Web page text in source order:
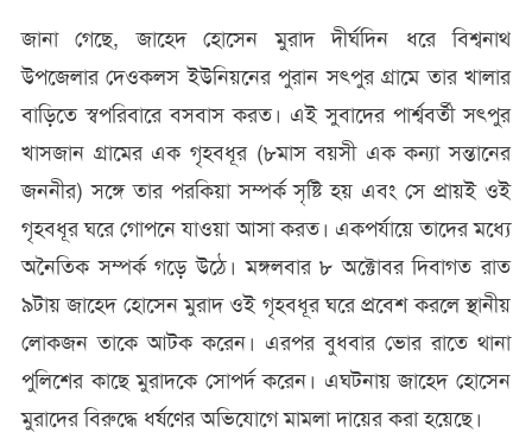
জানা গেছে, জাহেদ হোসেন মুরাদ দীর্ঘদিন ধরে বিশ্বনাথ
উপজেলার দেওকলস ইউনিয়নের পুরান সৎপুর গ্রামে তার খালার
বাড়িতে স্বপরিবারে বসবাস করত। এই সুবাদের পার্শ্ববর্তী সৎপুর
খাসজান গ্রামের এক গৃহবধূর (৮মাস বয়সী এক কন্যা সন্তানের
জননীর) সঙ্গে তার পরকিয়া সম্পর্ক সৃষ্টি হয় এবং সে প্রায়ই ওই
গৃহবধূর ঘরে গোপনে যাওয়া আসা করত। একপর্যায়ে তাদের মধ্যে
অনৈতিক সম্পর্ক গড়ে উঠে। মঙ্গলবার ৮ অক্টোবর দিবাগত রাত
৯টায় জাহেদ হোসেন মুরাদ ওই গৃহবধূর ঘরে প্রবেশ করলে স্থানীয়
লোকজন তাকে আটক করেন। এরপর বুধবার ভোর রাতে থানা
পুলিশের কাছে মুরাদকে সোপর্দ করেন। এঘটনায় জাহেদ হোসেন
মুরাদের বিরুদ্ধে ধর্ষণের অভিযোগে মামলা দায়ের করা হয়েছে।